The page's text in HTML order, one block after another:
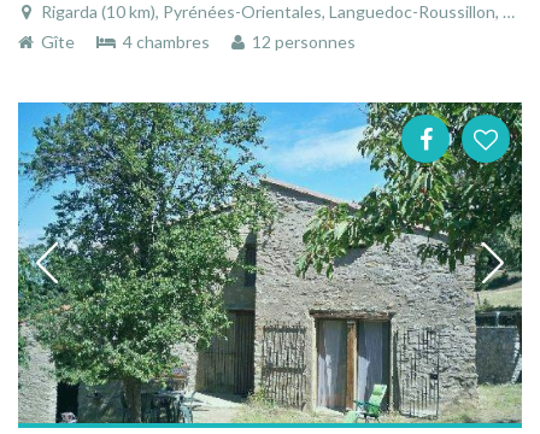
Rigarda (10 km), Pyrénées-Orientales, Languedoc-Roussillon, Occitanie, France
Gîte
4 chambres 12 personnes